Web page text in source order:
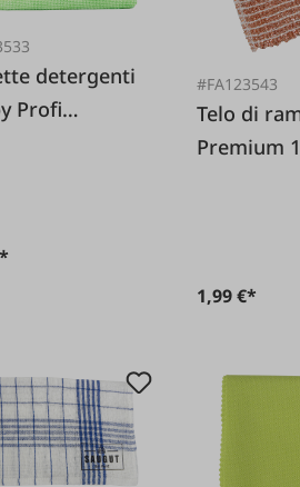
detergenti
Profi
#FA123543
Telo di
Premium
1,99 €*